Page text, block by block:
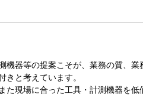
機器等の提案こそが、業務の質、業
きと考えています。
た現場に合った工具・計測機器を低